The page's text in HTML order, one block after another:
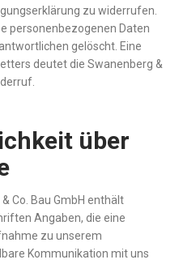
zu widerrufen.
personenbezogenen Daten
gelöscht. Eine
deutet die Swanenberg &
über
Co. Bau GmbH enthält
Angaben, die eine
zu unserem
Kommunikation mit uns